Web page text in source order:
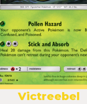
Victreebel